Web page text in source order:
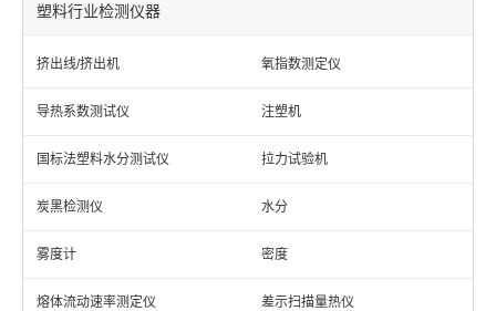
塑料行业检测仪器
挤出线/挤出机 氧指数测定仪
导热系数测试仪 注塑机
国标法塑料水分测试仪 拉力试验机
炭黑检测仪 水分
雾度计 密度
熔体流动速率测定仪 差示扫描量热仪